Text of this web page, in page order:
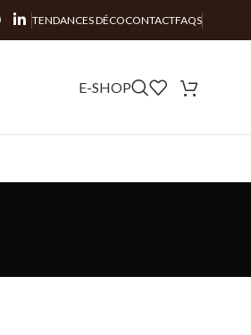
TENDANCES DÉCOCONTACTFAQS
E-SHOP